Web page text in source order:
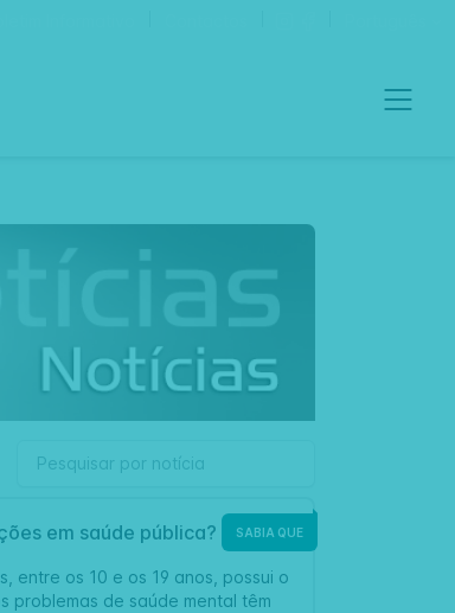
SABIA QUE
em saúde pública?
entre os 10 e os 19 anos, possui o
problemas de saúde mental têm